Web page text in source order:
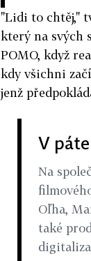
"Lidi to chtěj,"
který na svých
POMO, když
kdy všichni
jenž
V
Na
Oľha,
také